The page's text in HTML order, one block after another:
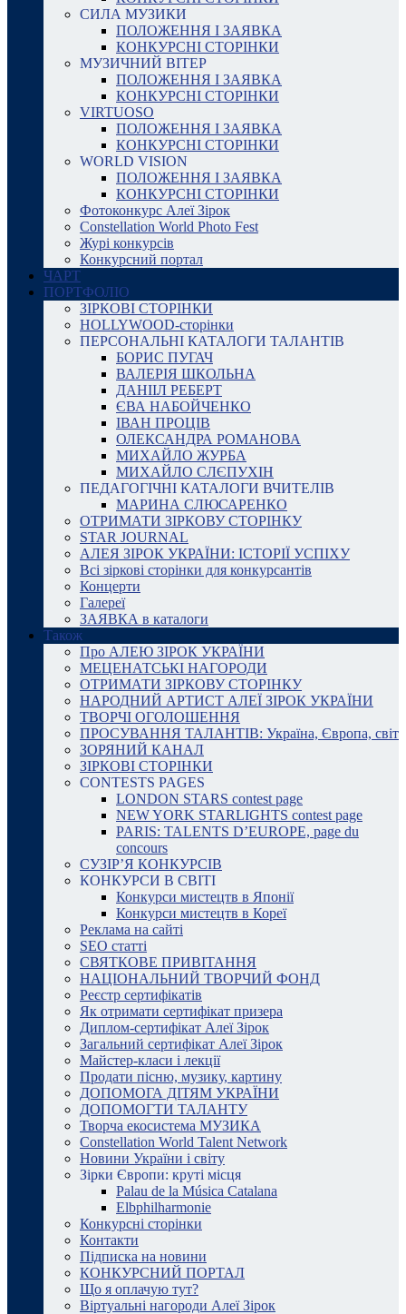
СИЛА МУЗИКИ
ПОЛОЖЕННЯ І ЗАЯВКА
КОНКУРСНІ СТОРІНКИ
МУЗИЧНИЙ ВІТЕР
ПОЛОЖЕННЯ І ЗАЯВКА
КОНКУРСНІ СТОРІНКИ
VIRTUOSO
ПОЛОЖЕННЯ І ЗАЯВКА
КОНКУРСНІ СТОРІНКИ
WORLD VISION
ПОЛОЖЕННЯ І ЗАЯВКА
КОНКУРСНІ СТОРІНКИ
Фотоконкурс Алеї Зірок
Constellation World Photo Fest
Журі конкурсів
Конкурсний портал
ЧАРТ
ПОРТФОЛІО
ЗІРКОВІ СТОРІНКИ
HOLLYWOOD-сторінки
ПЕРСОНАЛЬНІ КАТАЛОГИ ТАЛАНТІВ
БОРИС ПУГАЧ
ВАЛЕРІЯ ШКОЛЬНА
ДАНІІЛ РЕБЕРТ
ЄВА НАБОЙЧЕНКО
ІВАН ПРОЦІВ
ОЛЕКСАНДРА РОМАНОВА
МИХАЙЛО ЖУРБА
МИХАЙЛО СЛЄПУХІН
ПЕДАГОГІЧНІ КАТАЛОГИ ВЧИТЕЛІВ
МАРИНА СЛЮСАРЕНКО
ОТРИМАТИ ЗІРКОВУ СТОРІНКУ
STAR JOURNAL
АЛЕЯ ЗІРОК УКРАЇНИ: ІСТОРІЇ УСПІХУ
Всі зіркові сторінки для конкурсантів
Концерти
Галереї
ЗАЯВКА в каталоги
Також
Про АЛЕЮ ЗІРОК УКРАЇНИ
МЕЦЕНАТСЬКІ НАГОРОДИ
ОТРИМАТИ ЗІРКОВУ СТОРІНКУ
НАРОДНИЙ АРТИСТ АЛЕЇ ЗІРОК УКРАЇНИ
ТВОРЧІ ОГОЛОШЕННЯ
ПРОСУВАННЯ ТАЛАНТІВ: Україна, Європа, світ
ЗОРЯНИЙ КАНАЛ
ЗІРКОВІ СТОРІНКИ
CONTESTS PAGES
LONDON STARS contest page
NEW YORK STARLIGHTS contest page
PARIS: TALENTS D’EUROPE, page du
concours
СУЗІР’Я КОНКУРСІВ
КОНКУРСИ В СВІТІ
Конкурси мистецтв в Японії
Конкурси мистецтв в Кореї
Реклама на сайті
SEO статті
СВЯТКОВЕ ПРИВІТАННЯ
НАЦІОНАЛЬНИЙ ТВОРЧИЙ ФОНД
Реєстр сертифікатів
Як отримати сертифікат призера
Диплом-сертифікат Алеї Зірок
Загальний сертифікат Алеї Зірок
Майстер-класи і лекції
Продати пісню, музику, картину
ДОПОМОГА ДІТЯМ УКРАЇНИ
ДОПОМОГТИ ТАЛАНТУ
Творча екосистема МУЗИКА
Constellation World Talent Network
Новини України і світу
Зірки Європи: круті місця
Palau de la Música Catalana
Elbphilharmonie
Конкурсні сторінки
Контакти
Підписка на новини
КОНКУРСНИЙ ПОРТАЛ
Що я оплачую тут?
Віртуальні нагороди Алеї Зірок